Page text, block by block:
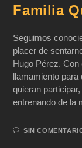
Familia
Seguimos
placer de
Hugo Pérez.
llamamiento para
quieran
entrenando de la
SIN